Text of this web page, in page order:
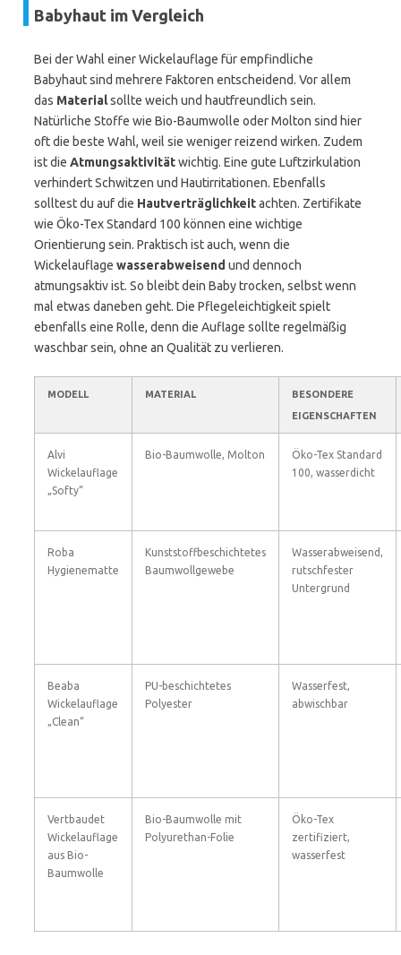
Babyhaut im Vergleich
Bei der Wahl einer Wickelauflage für empfindliche
Babyhaut sind mehrere Faktoren entscheidend. Vor allem
das Materialsollte weich und hautfreundlich sein.
Natürliche Stoffe wie Bio-Baumwolle oder Molton sind hier
oft die beste Wahl, weil sie weniger reizend wirken. Zudem
ist die Atmungsaktivitätwichtig. Eine gute Luftzirkulation
verhindert Schwitzen und Hautirritationen. Ebenfalls
solltest du auf die Hautverträglichkeitachten. Zertifikate
wie Öko-Tex Standard 100 können eine wichtige
Orientierung sein. Praktisch ist auch, wenn die
Wickelauflage wasserabweisend und dennoch
atmungsaktiv ist. So bleibt dein Baby trocken, selbst wenn
mal etwas daneben geht. Die Pflegeleichtigkeit spielt
ebenfalls eine Rolle, denn die Auflage sollte regelmäßig
waschbar sein, ohne an Qualität zu verlieren.
MODELL MATERIAL
BESONDERE
EIGENSCHAFTEN
Alvi
Wickelauflage
„Softy“
Bio-Baumwolle, Molton
Öko-Tex Standard
100, wasserdicht
Roba
Hygienematte
Kunststoffbeschichtetes
Baumwollgewebe
Wasserabweisend,
rutschfester
Untergrund
Beaba
Wickelauflage
„Clean“
PU-beschichtetes
Polyester
Wasserfest,
abwischbar
Vertbaudet
Wickelauflage
aus Bio-
Baumwolle
Bio-Baumwolle mit
Polyurethan-Folie
Öko-Tex
zertifiziert,
wasserfest